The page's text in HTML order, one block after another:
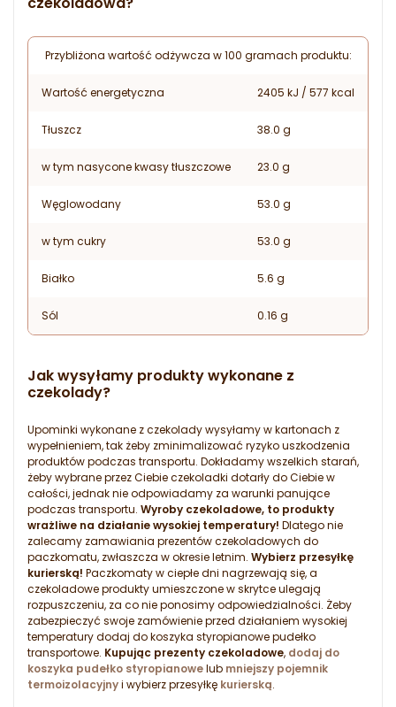
Przybliżona wartość odżywcza w 100 gramach produktu:
Wartość energetyczna 2405 kJ / 577 kcal
Tłuszcz 38.0 g
w tym nasycone kwasy tłuszczowe 23.0 g
Węglowodany 53.0 g
w tym cukry 53.0 g
Białko 5.6 g
Sól 0.16 g
Jak wysyłamy produkty wykonane z
czekolady?
Upominki wykonane z czekolady wysyłamy w kartonach z
wypełnieniem, tak żeby zminimalizować ryzyko uszkodzenia
produktów podczas transportu. Dokładamy wszelkich starań,
żeby wybrane przez Ciebie czekoladki dotarły do Ciebie w
całości, jednak nie odpowiadamy za warunki panujące
podczas transportu. Wyroby czekoladowe, to produkty
wrażliwe na działanie wysokiej temperatury! Dlatego nie
zalecamy zamawiania prezentów czekoladowych do
paczkomatu, zwłaszcza w okresie letnim. Wybierz przesyłkę
kurierską! Paczkomaty w ciepłe dni nagrzewają się, a
czekoladowe produkty umieszczone w skrytce ulegają
rozpuszczeniu, za co nie ponosimy odpowiedzialności. Żeby
zabezpieczyć swoje zamówienie przed działaniem wysokiej
temperatury dodaj do koszyka styropianowe pudełko
transportowe. Kupując prezenty czekoladowe, dodaj do
koszyka pudełko styropianowelub mniejszy pojemnik
termoizolacyjnyi wybierz przesyłkę kurierską.